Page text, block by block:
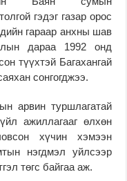
гэдэг газар орос
гараар анхны шав
дараа 1992 онд
түүхтэй Багахангай
сонгогджээ.
арвин туршлагатай
ажиллагааг өлхөн
хүчин хэмээн
нэгдмэл уйлсээр
төгс байгаа аж.